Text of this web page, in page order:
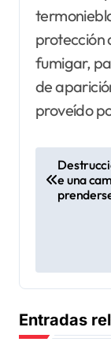
protección
fumigar,
de
proveído
a
c
i
e una
Entradas